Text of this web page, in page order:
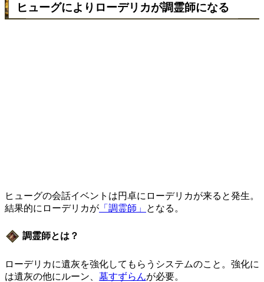
ヒューグによりローデリカが調霊師になる
ヒューグの会話イベントは円卓にローデリカが来ると発生。
結果的にローデリカが 「調霊師」 となる。
調霊師とは？
ローデリカに遺灰を強化してもらうシステムのこと。強化に
は遺灰の他にルーン、 墓すずらんが必要。